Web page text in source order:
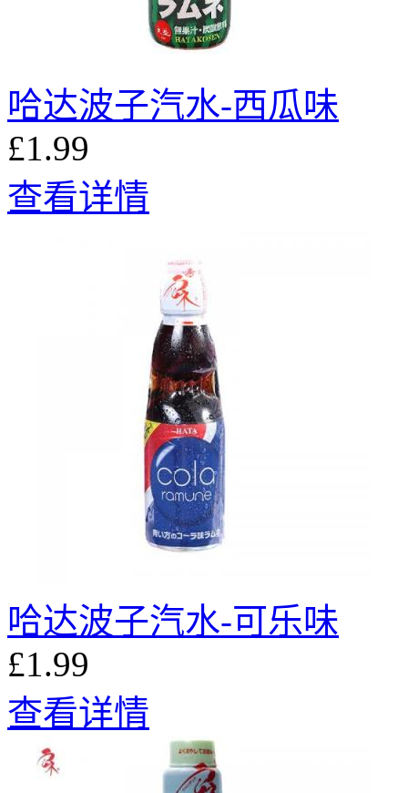
哈达波子汽水-西瓜味
£1.99
查看详情
哈达波子汽水-可乐味
£1.99
查看详情